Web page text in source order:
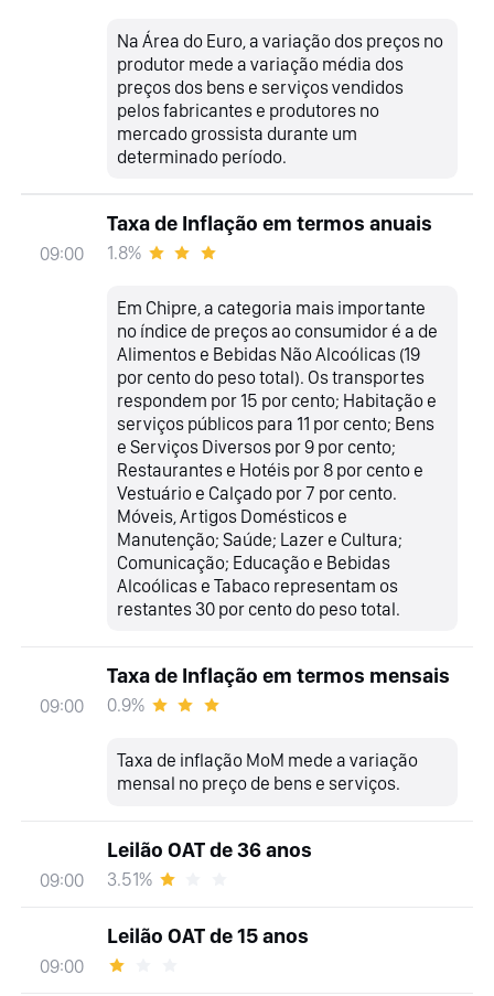
Na Área do Euro, a variação dos preços no
produtor mede a variação média dos
preços dos bens e serviços vendidos
pelos fabricantes e produtores no
mercado grossista durante um
determinado período.
09:00
Taxa de Inflação em termos anuais
1.8%
Em Chipre, a categoria mais importante
no índice de preços ao consumidor é a de
Alimentos e Bebidas Não Alcoólicas (19
por cento do peso total). Os transportes
respondem por 15 por cento; Habitação e
serviços públicos para 11 por cento; Bens
e Serviços Diversos por 9 por cento;
Restaurantes e Hotéis por 8 por cento e
Vestuário e Calçado por 7 por cento.
Móveis, Artigos Domésticos e
Manutenção; Saúde; Lazer e Cultura;
Comunicação; Educação e Bebidas
Alcoólicas e Tabaco representam os
restantes 30 por cento do peso total.
09:00
Taxa de Inflação em termos mensais
0.9%
Taxa de inflação MoM mede a variação
mensal no preço de bens e serviços.
09:00
Leilão OAT de 36 anos
3.51%
09:00
Leilão OAT de 15 anos